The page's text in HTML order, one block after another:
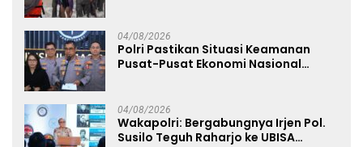
04/08/2026
Polri Pastikan Situasi Keamanan
Pusat-Pusat Ekonomi Nasional
04/08/2026
Wakapolri: Bergabungnya Irjen Pol.
Susilo Teguh Raharjo ke UBISA